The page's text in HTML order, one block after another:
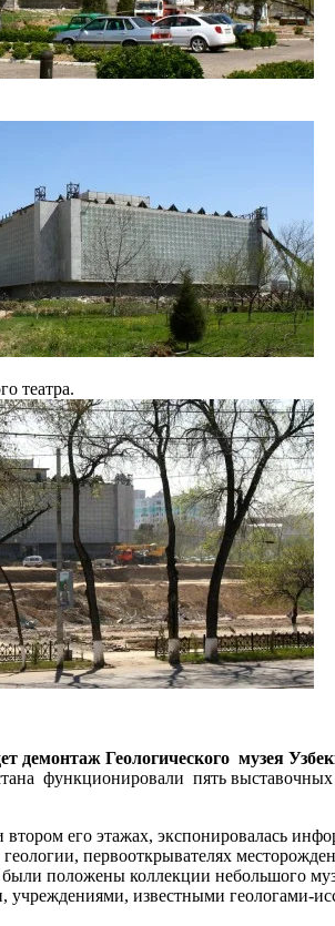
театра.
демонтаж Геологического музея
функционировали пять
его этажах, экспонировалась
первооткрывателях
были положены коллекции небольшого
учреждениями, известными геологами-